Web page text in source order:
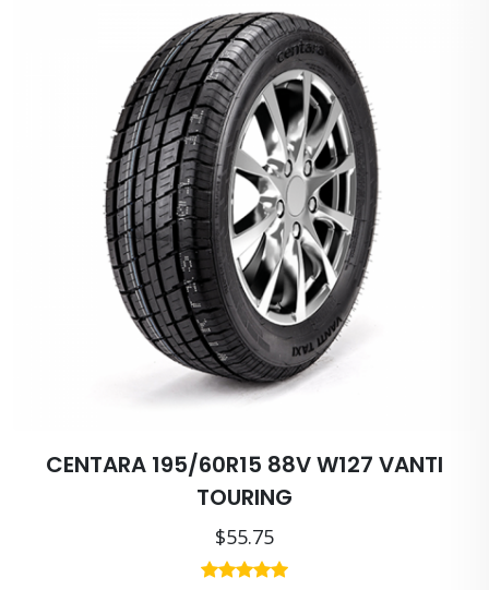
CENTARA 195/60R15 88V W127 VANTI
TOURING
$55.75